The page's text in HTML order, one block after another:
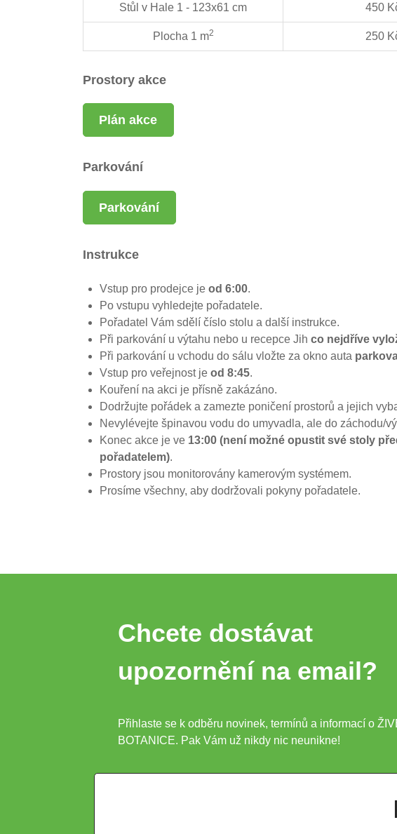
Stůl v Hale 1 - 123x61 cm 450
Plocha 1 m2 250
Prostory akce
Plán akce
Parkování
Parkování
Instrukce
Vstup pro prodejce je od 6:00.
Po vstupu vyhledejte pořadatele.
Pořadatel Vám sdělí číslo stolu a další instrukce.
Při parkování u výtahu nebo u recepce Jih co nejdříve
Při parkování u vchodu do sálu vložte za okno auta
Vstup pro veřejnost je od 8:45.
Kouření na akci je přísně zakázáno.
Dodržujte pořádek a zamezte poničení prostorů a jejich
Nevylévejte špinavou vodu do umyvadla, ale do záchodu/
Konec akce je ve 13:00 (není možné opustit své stoly
pořadatelem).
Prostory jsou monitorovány kamerovým systémem.
Prosíme všechny, aby dodržovali pokyny pořadatele.
Chcete dostávat
upozornění na email?
Přihlaste se k odběru novinek, termínů a informací o
BOTANICE. Pak Vám už nikdy nic neunikne!